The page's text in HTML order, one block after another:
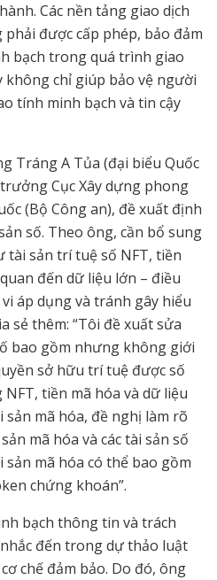
Các nền tảng giao dịch
được cấp phép, bảo đảm
bạch trong quá trình giao
không chỉ giúp bảo vệ người
tính minh bạch và tin cậy
Tráng A Tủa (đại biểu Quốc
Cục Xây dựng phong
(Bộ Công an), đề xuất định
số. Theo ông, cần bổ sung
tài sản trí tuệ số NFT, tiền
đến dữ liệu lớn – điều
áp dụng và tránh gây hiểu
sẻ thêm: “Tôi đề xuất sửa
bao gồm nhưng không giới
sở hữu trí tuệ được số
tiền mã hóa và dữ liệu
mã hóa, đề nghị làm rõ
mã hóa và các tài sản số
mã hóa có thể bao gồm
chứng khoán”.
bạch thông tin và trách
đến trong dự thảo luật
chế đảm bảo. Do đó, ông